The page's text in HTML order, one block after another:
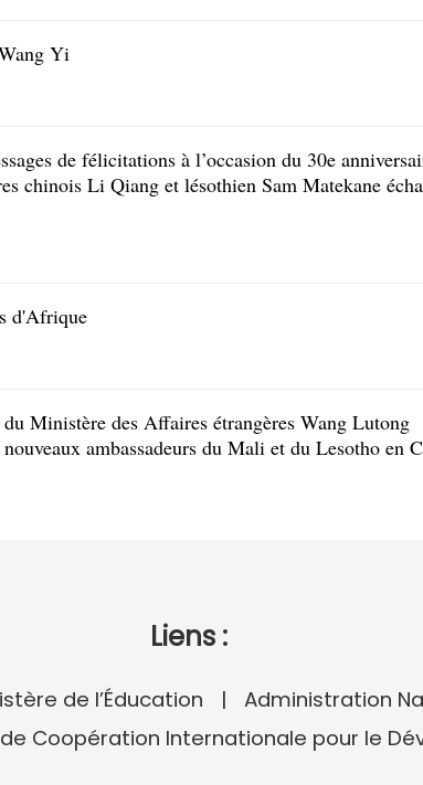
Yi
de félicitations à l’occasion du 30e
chinois Li Qiang et lésothien Sam Matekane
d'Afrique
Ministère des Affaires étrangères Wang Lutong
ambassadeurs du Mali et du Lesotho en
Liens :
de l’Éducation
Administration
Coopération Internationale pour le